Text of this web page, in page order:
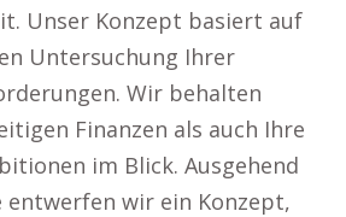
Unser Konzept basiert auf
Untersuchung Ihrer
Wir behalten
Finanzen als auch Ihre
im Blick. Ausgehend
entwerfen wir ein Konzept,